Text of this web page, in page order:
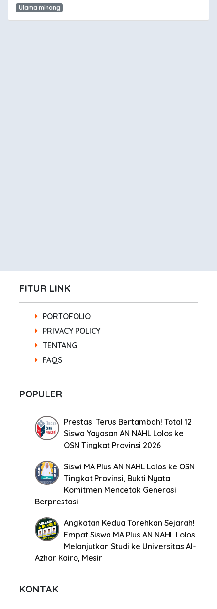
Ulama minang
FITUR LINK
PORTOFOLIO
PRIVACY POLICY
TENTANG
FAQS
POPULER
Prestasi Terus Bertambah! Total 12
Siswa Yayasan AN NAHL Lolos ke
OSN Tingkat Provinsi 2026
Siswi MA Plus AN NAHL Lolos ke OSN
Tingkat Provinsi, Bukti Nyata
Komitmen Mencetak Generasi
Berprestasi
Angkatan Kedua Torehkan Sejarah!
Empat Siswa MA Plus AN NAHL Lolos
Melanjutkan Studi ke Universitas Al-
Azhar Kairo, Mesir
KONTAK